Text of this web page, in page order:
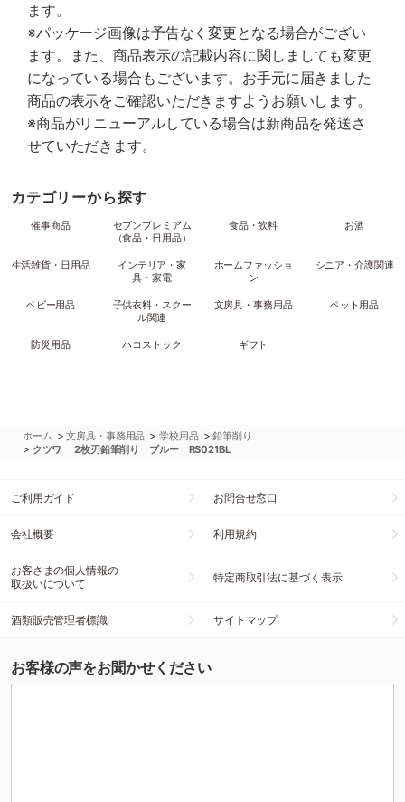
ます。
※パッケージ画像は予告なく変更となる場合がござい
ます。また、商品表示の記載内容に関しましても変更
になっている場合もございます。お手元に届きました
商品の表示をご確認いただきますようお願いします。
※商品がリニューアルしている場合は新商品を発送さ
せていただきます。
カテゴリーから探す
催事商品
セブンプレミアム
（食品・日用品）
食品・飲料 お酒
生活雑貨・日用品
インテリア・家
具・家電
ホームファッショ
ン
シニア・介護関連
ベビー用品
子供衣料・スクー
ル関連
文房具・事務用品 ペット用品
防災用品 ハコストック ギフト
ホーム >文房具・事務用品 >学校用品 >鉛筆削り
> クツワ 2枚刃鉛筆削り ブルー RS021BL
ご利用ガイド お問合せ窓口
会社概要 利用規約
お客さまの個人情報の
取扱いについて
特定商取引法に基づく表示
酒類販売管理者標識 サイトマップ
お客様の声をお聞かせください